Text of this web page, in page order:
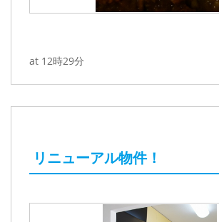
at 12時29分
リニューアル物件！